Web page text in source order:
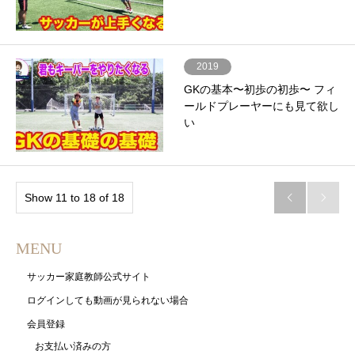
2019
GKの基本〜初歩の初歩〜 フィ
ールドプレーヤーにも見て欲し
い
Show 11 to 18 of 18  
MENU
サッカー家庭教師公式サイト
ログインしても動画が見られない場合
会員登録
お支払い済みの方